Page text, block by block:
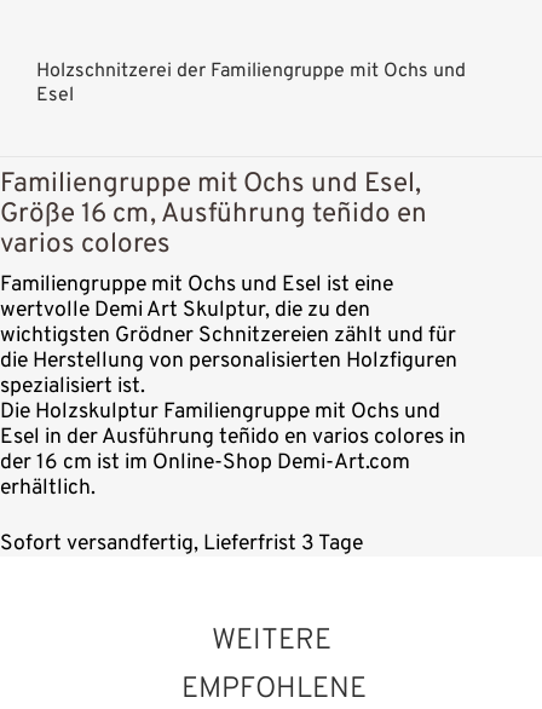
Holzschnitzerei der Familiengruppe mit Ochs und
Esel
Familiengruppe mit Ochs und Esel,
Größe 16 cm, Ausführung teñido en
varios colores
Familiengruppe mit Ochs und Esel ist eine
wertvolle Demi Art Skulptur, die zu den
wichtigsten Grödner Schnitzereien zählt und für
die Herstellung von personalisierten Holzfiguren
spezialisiert ist.
Die Holzskulptur Familiengruppe mit Ochs und
Esel in der Ausführung teñido en varios colores in
der 16 cm ist im Online-Shop Demi-Art.com
erhältlich.
Sofort versandfertig, Lieferfrist 3 Tage
WEITERE
EMPFOHLENE